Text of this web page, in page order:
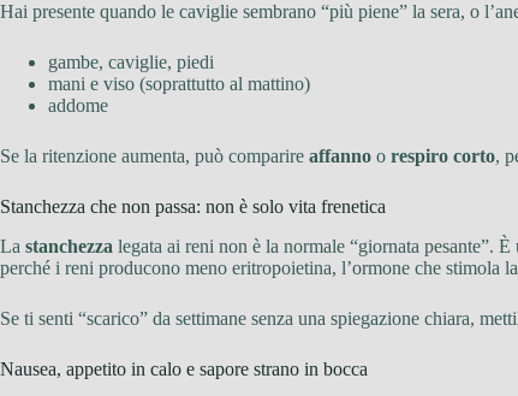
Hai presente quando le caviglie sembrano “più piene” la sera, o
gambe, caviglie, piedi
mani e viso (soprattutto al mattino)
addome
Se la ritenzione aumenta, può comparire affanno o respiro corto,
Stanchezza che non passa: non è solo vita frenetica
La stanchezza legata ai reni non è la normale “giornata pesante”.
perché i reni producono meno eritropoietina, l’ormone che stimola
Se ti senti “scarico” da settimane senza una spiegazione chiara,
Nausea, appetito in calo e sapore strano in bocca